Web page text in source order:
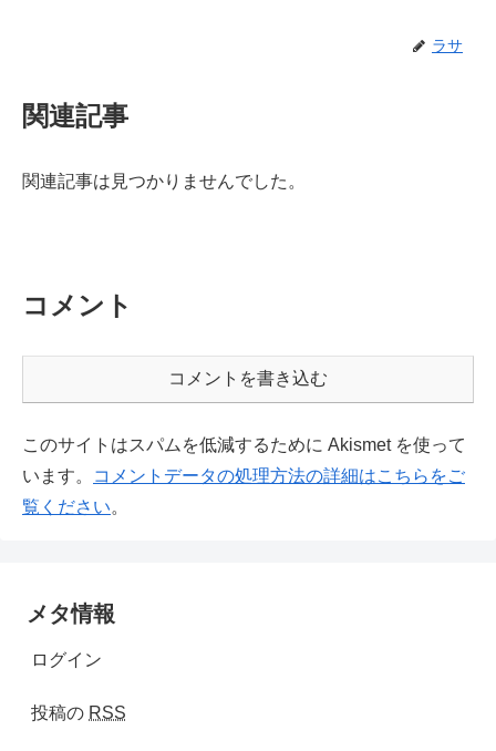
ラサ
関連記事
関連記事は見つかりませんでした。
コメント
コメントを書き込む
このサイトはスパムを低減するために Akismet を使って
います。
コメントデータの処理方法の詳細はこちらをご
覧ください。
メタ情報
ログイン
投稿の RSS